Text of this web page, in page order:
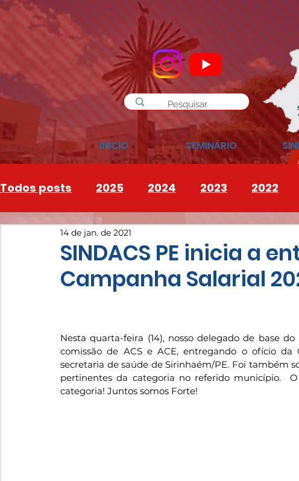
INÍCIO SEMINÁRIO
Todos posts 2025 2024 2023 2022
INSTAGRAM 2026
SINDACS PE inicia a
Campanha Salarial
14 de jan. de 2021
Nesta quarta-feira (14), nosso delegado de base
comissão de ACS e ACE, entregando o ofício
secretaria de saúde de Sirinhaém/PE. Foi também
pertinentes da categoria no referido município.
categoria! Juntos somos Forte!